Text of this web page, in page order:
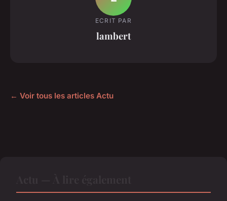
ECRIT PAR
lambert
← Voir tous les articles Actu